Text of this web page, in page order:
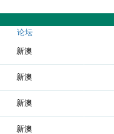
论坛
新澳
新澳
新澳
新澳